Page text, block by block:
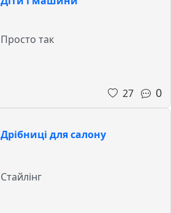
Просто так
27 0
Дрібниці для салону
Стайлінг